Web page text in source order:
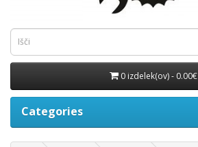
0 izdelek(ov) - 0.00€
Categories